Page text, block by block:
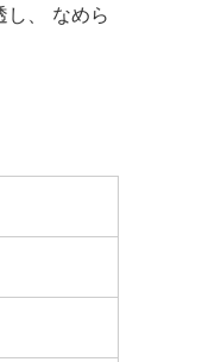
し、 なめら